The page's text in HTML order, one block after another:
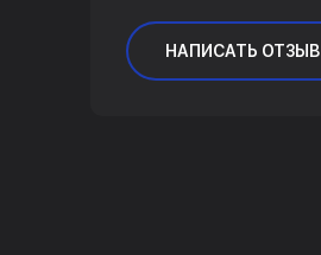
НАПИСАТЬ ОТЗЫВ